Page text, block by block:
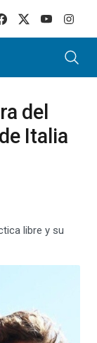
del
Italia
libre y su